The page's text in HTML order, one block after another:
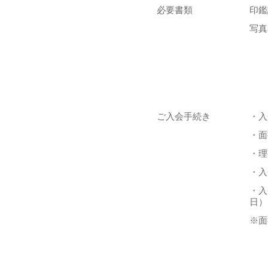
必要書類
印
写真
ご入会手続き
・
・
・
・
・
日）
※面